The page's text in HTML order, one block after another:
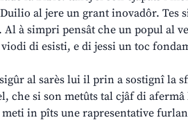
al jere un grant inovadôr. Tes
Al à simpri pensât che un popul al
di esisti, e di jessi un toc
al sarès lui il prin a sostignî la
che si son metûts tal cjâf di
in pîts une rapresentative